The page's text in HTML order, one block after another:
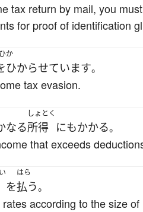
tax return by mail, you
for proof of identification
か
ひからせています。
tax evasion.
なる
しょとく
所得 にもかかる。
that exceeds
を
はら
払う。
according to the size of